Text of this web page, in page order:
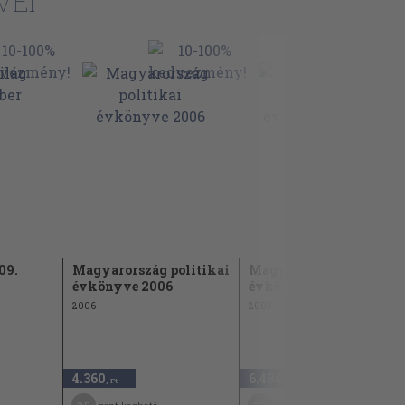
Magyarország politikai
évkönyve 2006
2006
4.360 ,-Ft
Magyarország politikai
évkönyve 2003. I-II. -...
2003